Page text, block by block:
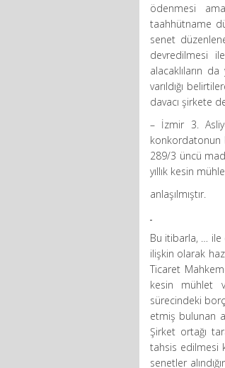
ödenmesi
taahhütname
senet
devredilmesi
alacaklıların
varıldığı
davacı şirkete
– İzmir 3.
konkordatonun
289/3 üncü
yıllık kesin
anlaşılmıştır.
Bu itibarla, … ile
ilişkin olarak
Ticaret
kesin mühlet
sürecindeki
etmiş bulunan
Şirket ortağı
tahsis edilmesi
senetler